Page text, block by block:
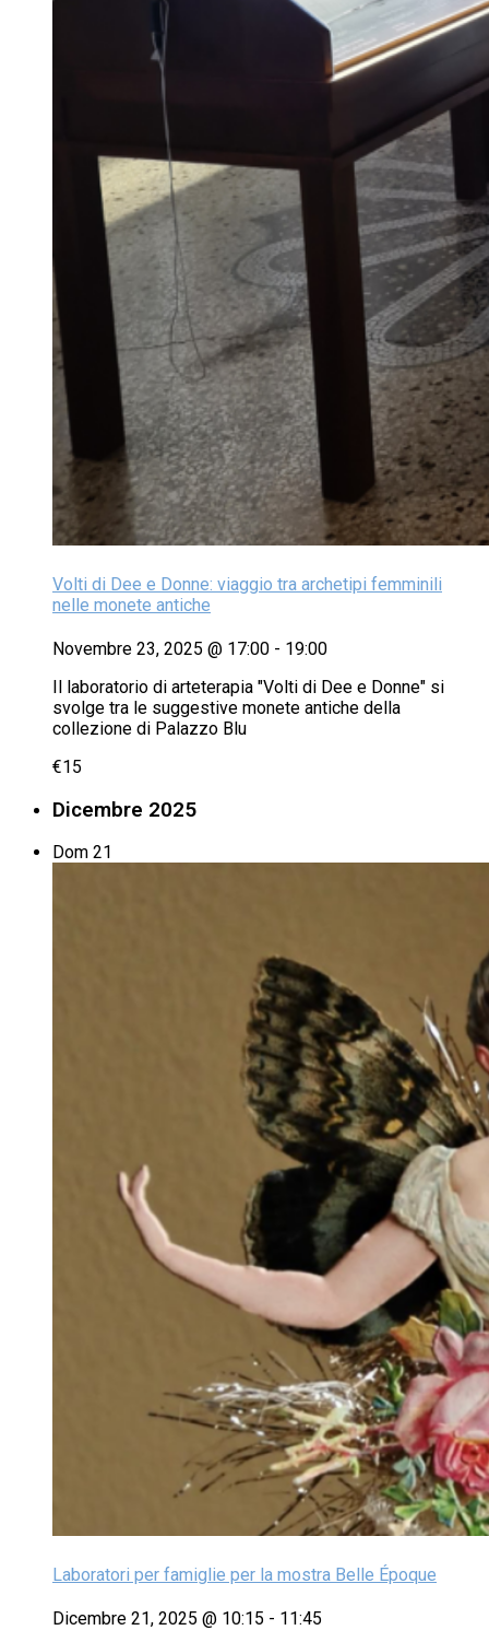
Volti di Dee e Donne: viaggio tra archetipi femminili
nelle monete antiche
Novembre 23, 2025 @ 17:00 - 19:00
Il laboratorio di arteterapia "Volti di Dee e Donne" si
svolge tra le suggestive monete antiche della
collezione di Palazzo Blu
€15
Dicembre 2025
Dom 21
Laboratori per famiglie per la mostra Belle Époque
Dicembre 21, 2025 @ 10:15 - 11:45